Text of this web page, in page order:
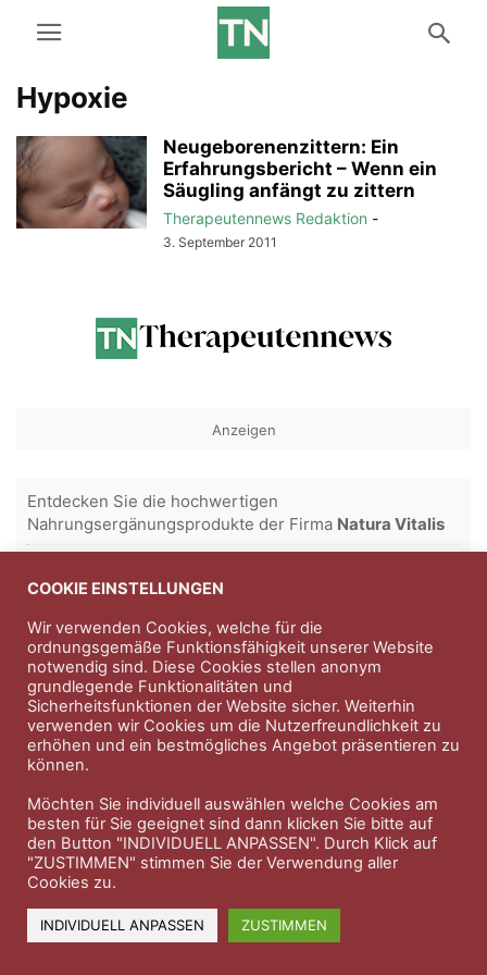
Hypoxie
Neugeborenenzittern: Ein
Erfahrungsbericht – Wenn ein
Säugling anfängt zu zittern
Therapeutennews Redaktion -
3. September 2011
Anzeigen
Entdecken Sie die hochwertigen
Nahrungsergänungsprodukte der Firma Natura Vitalis
Versicherungen und Finanzdienstleistungen seit 1986 -
Impressum Nutzungsbedingungen
Datenschutzerklärung Therapeutenkatalog Über uns
COOKIE EINSTELLUNGEN
Wir verwenden Cookies, welche für die
ordnungsgemäße Funktionsfähigkeit unserer Website
notwendig sind. Diese Cookies stellen anonym
grundlegende Funktionalitäten und
Sicherheitsfunktionen der Website sicher. Weiterhin
verwenden wir Cookies um die Nutzerfreundlichkeit zu
erhöhen und ein bestmögliches Angebot präsentieren zu
können.
Möchten Sie individuell auswählen welche Cookies am
besten für Sie geeignet sind dann klicken Sie bitte auf
den Button "INDIVIDUELL ANPASSEN". Durch Klick auf
"ZUSTIMMEN" stimmen Sie der Verwendung aller
Cookies zu.
INDIVIDUELL ANPASSEN ZUSTIMMEN